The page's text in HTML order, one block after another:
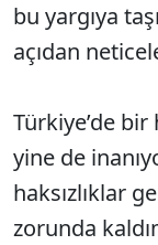
bu yargıya
açıdan
Türkiye’de
yine de
haksızlıklar
zorunda